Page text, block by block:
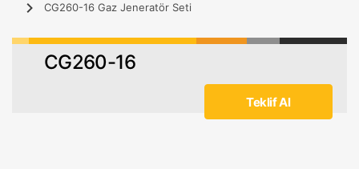
CG260-16 Gaz Jeneratör Seti
CG260-16
Teklif Al